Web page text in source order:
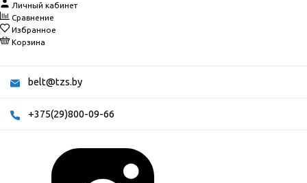
Личный кабинет
Сравнение
Избранное
Корзина
belt@tzs.by
+375(29)800-09-66